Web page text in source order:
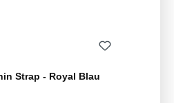
Strap - Royal Blau